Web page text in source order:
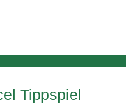
Tippspiel